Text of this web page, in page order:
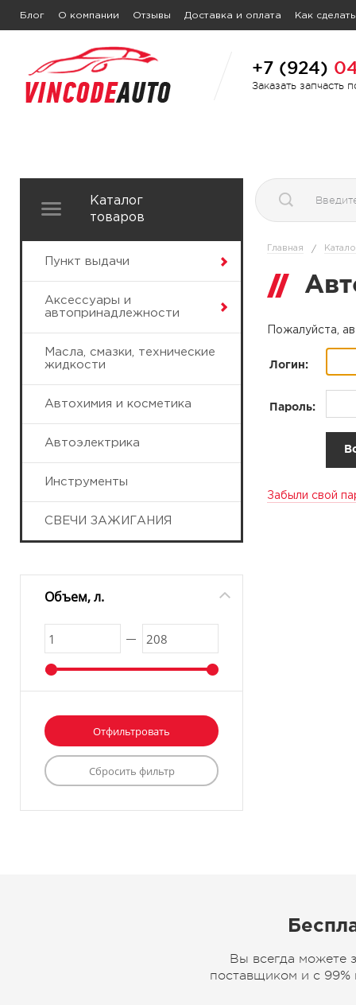
Блог О компании Отзывы Доставка и оплата Как
+7 (924)
Заказать запчасть
Каталог
товаров
Пункт выдачи
Аксессуары и
автопринадлежности
Масла, смазки, технические
жидкости
Автохимия и косметика
Автоэлектрика
Инструменты
СВЕЧИ ЗАЖИГАНИЯ
Объем, л.
Главная /
Пожалуйста,
Логин:
Пароль:
Забыли свой
Вы всегда можете
поставщиком и с 99%